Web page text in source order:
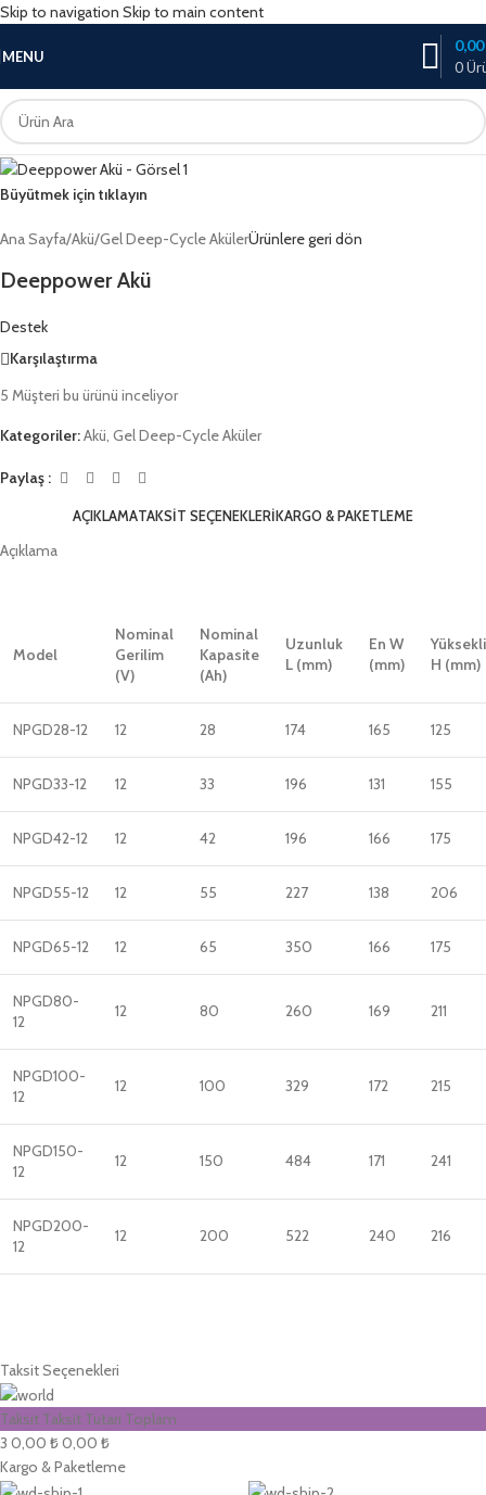
Skip to navigation Skip to main content
MENU
0
0,00
Büyütmek için tıklayın
Ana Sayfa/Akü/Gel Deep-Cycle AkülerÜrünlere geri dön
Deeppower Akü
Destek
Karşılaştırma
5 Müşteri bu ürünü inceliyor
Kategoriler:Akü Gel Deep-Cycle Aküler
Paylaş :
AÇIKLAMATAKSIT SEÇENEKLERIKARGO & PAKETLEME
Açıklama
Model
Nominal
Gerilim
(V)
Nominal
Kapasite
(Ah)
Uzunluk
L (mm)
En W
(mm)
H (mm)
NPGD28-12 12 28 174 165 125
NPGD33-12 12 33 196 131 155
NPGD42-12 12 42 196 166 175
NPGD55-12 12 55 227 138 206
NPGD65-12 12 65 350 166 175
NPGD80-
12
12 80 260 169 211
NPGD100-
12
12 100 329 172 215
NPGD150-
12
12 150 484 171 241
NPGD200-
12
12 200 522 240 216
Taksit Seçenekleri
Taksit Taksit Tutarı Toplam
3 0,00 ₺0,00 ₺
Kargo & Paketleme